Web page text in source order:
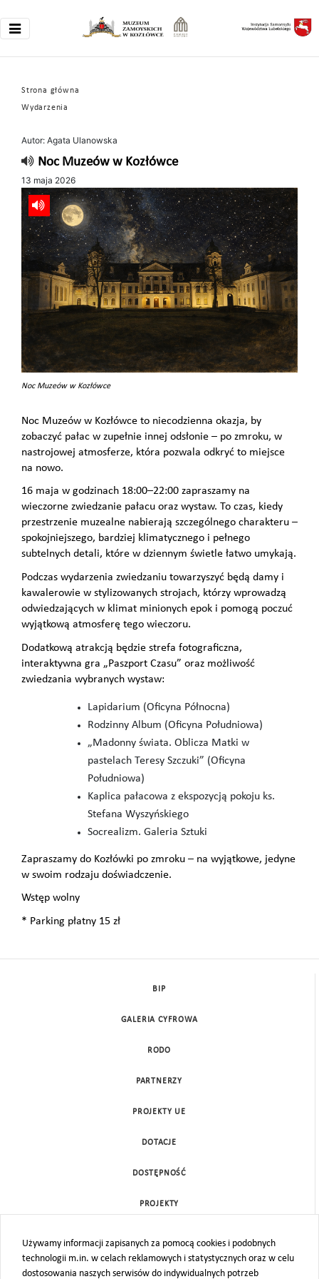
Strona główna
Wydarzenia
Autor: Agata Ulanowska
Noc Muzeów w Kozłówce
13 maja 2026
Noc Muzeów w Kozłówce
Noc Muzeów w Kozłówce to niecodzienna okazja, by
zobaczyć pałac w zupełnie innej odsłonie – po zmroku, w
nastrojowej atmosferze, która pozwala odkryć to miejsce
na nowo.
16 maja w godzinach 18:00–22:00 zapraszamy na
wieczorne zwiedzanie pałacu oraz wystaw. To czas, kiedy
przestrzenie muzealne nabierają szczególnego charakteru –
spokojniejszego, bardziej klimatycznego i pełnego
subtelnych detali, które w dziennym świetle łatwo umykają.
Podczas wydarzenia zwiedzaniu towarzyszyć będą damy i
kawalerowie w stylizowanych strojach, którzy wprowadzą
odwiedzających w klimat minionych epok i pomogą poczuć
wyjątkową atmosferę tego wieczoru.
Dodatkową atrakcją będzie strefa fotograficzna,
interaktywna gra „Paszport Czasu” oraz możliwość
zwiedzania wybranych wystaw:
Lapidarium (Oficyna Północna)
Rodzinny Album (Oficyna Południowa)
„Madonny świata. Oblicza Matki w
pastelach Teresy Szczuki” (Oficyna
Południowa)
Kaplica pałacowa z ekspozycją pokoju ks.
Stefana Wyszyńskiego
Socrealizm. Galeria Sztuki
Zapraszamy do Kozłówki po zmroku – na wyjątkowe, jedyne
w swoim rodzaju doświadczenie.
Wstęp wolny
* Parking płatny 15 zł
Używamy informacji zapisanych za pomocą cookies i podobnych
technologii m.in. w celach reklamowych i statystycznych oraz w celu
dostosowania naszych serwisów do indywidualnych potrzeb
BIP
GALERIA CYFROWA
RODO
PARTNERZY
PROJEKTY UE
DOTACJE
DOSTĘPNOŚĆ
PROJEKTY
MAPA STRONY